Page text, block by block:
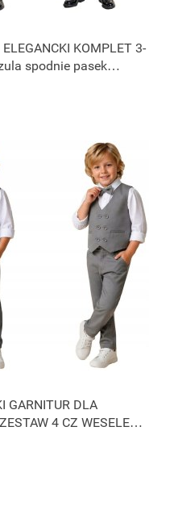
ELEGANCKI KOMPLET 3-
spodnie pasek
GARNITUR DLA
4 CZ WESELE